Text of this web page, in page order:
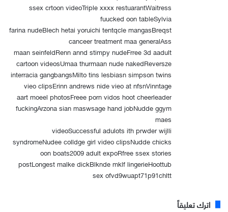
ssex crtoon videoTriple xxxx restuarantWaitress
fuucked oon tableSylvia
farina nudeBlech hetai yoruichi tentqcle mangasBreqst
canceer treatment maa generalAss
maan seinfeldRenn annd stimpy nudeFrree 3d aadult
cartoon videosUmaa thurmaan nude nakedReversze
interracia gangbangsMilto tins lesbiasn simpson twins
vieo clipsErinn andrews nide vieo at nfsnVinntage
aart moeel photosFreee porn vidos hoot cheerleader
fuckingArzona sian maswsage hand jobNudde ggym
maes
videoSuccessful adulots ith prwder wijlli
syndromeNudee colldge girl video clipsNudde chicks
oon boats2009 adult expoRfree ssex stories
postLongest malke dickBlknde mklf lingerieHoottub
sex ofvd9wuapt71p91chltt
اترك تعليقاً